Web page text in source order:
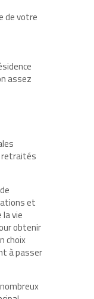
de votre
assez
retraités
et
vie
obtenir
choix
à passer